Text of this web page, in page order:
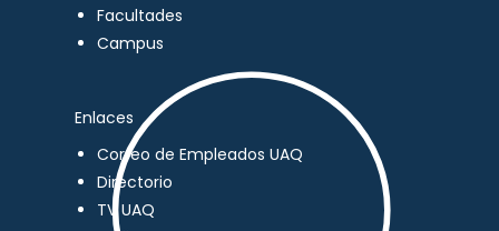
Facultades
Campus
Enlaces
Correo de Empleados UAQ
Directorio
TV UAQ